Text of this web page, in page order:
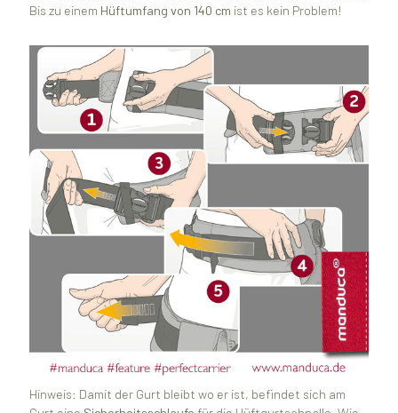
Bis zu einem Hüftumfang von 140 cm ist es kein Problem!
Hinweis: Damit der Gurt bleibt wo er ist, befindet sich am